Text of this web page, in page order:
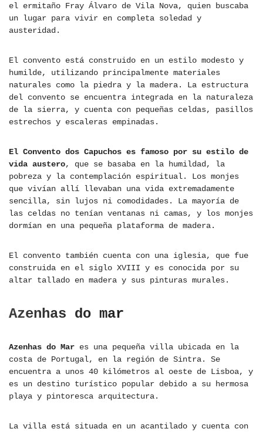
el ermitaño Fray Álvaro de Vila Nova, quien buscaba
un lugar para vivir en completa soledad y
austeridad.
El convento está construido en un estilo modesto y
humilde, utilizando principalmente materiales
naturales como la piedra y la madera. La estructura
del convento se encuentra integrada en la naturaleza
de la sierra, y cuenta con pequeñas celdas, pasillos
estrechos y escaleras empinadas.
El Convento dos Capuchos es famoso por su estilo de
vida austero, que se basaba en la humildad, la
pobreza y la contemplación espiritual. Los monjes
que vivían allí llevaban una vida extremadamente
sencilla, sin lujos ni comodidades. La mayoría de
las celdas no tenían ventanas ni camas, y los monjes
dormían en una pequeña plataforma de madera.
El convento también cuenta con una iglesia, que fue
construida en el siglo XVIII y es conocida por su
altar tallado en madera y sus pinturas murales.
Azenhas do mar
Azenhas do Mar es una pequeña villa ubicada en la
costa de Portugal, en la región de Sintra. Se
encuentra a unos 40 kilómetros al oeste de Lisboa, y
es un destino turístico popular debido a su hermosa
playa y pintoresca arquitectura.
La villa está situada en un acantilado y cuenta con